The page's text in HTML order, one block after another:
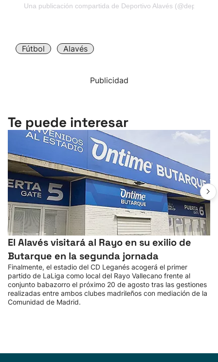
Una publicación compartida de Deportivo Alavés
Fútbol Alavés
Publicidad
Te puede interesar
El Alavés visitará al Rayo en su exilio de
Butarque en la segunda jornada
Finalmente, el estadio del CD Leganés acogerá el primer
partido de LaLiga como local del Rayo Vallecano frente al
conjunto babazorro el próximo 20 de agosto tras las gestiones
realizadas entre ambos clubes madrileños con mediación de la
Comunidad de Madrid.